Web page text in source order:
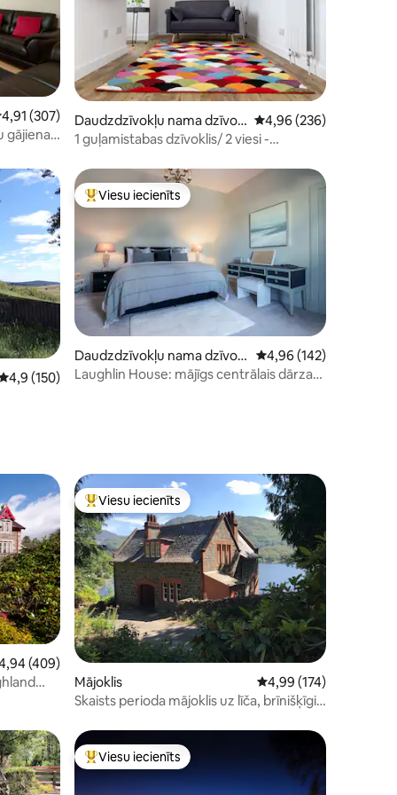
262
vērtējums: 4,91 no 5, atsauksmju skaits: 307
4,91 (307)
gājiena
Daudzdzīvokļu nama dzīvokl
is
Vidējais vērtējums:
4,96 (236)
1 guļamistabas dzīvoklis/ 2 viesi -
117
vērtējums: 4,9 no 5, atsauksmju skaits: 150
4,9 (150)
Populārs viesu iecienīts mājoklis
Viesu iecienīts
Daudzdzīvokļu nama dzīvokl
is
Vidējais vērtējums:
4,96 (142)
Laughlin House: mājīgs centrālais dārza
252
vērtējums: 4,94 no 5, atsauksmju skaits: 409
(409)
Populārs viesu iecienīts mājoklis
Viesu iecienīts
Mājoklis Vidējais vērtējums:
4,99 (174)
Skaists perioda mājoklis uz līča, brīnišķīgi
Populārs viesu iecienīts mājoklis
Viesu iecienīts